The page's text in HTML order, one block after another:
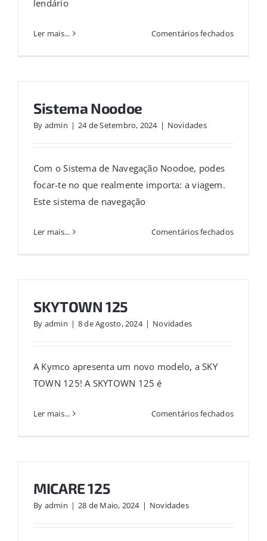
lendário
Ler mais... Comentários fechadosem
Sistema Noodoe
By admin | 24 de Setembro, 2024 | Novidades
Com o Sistema de Navegação Noodoe, podes
focar-te no que realmente importa: a viagem.
Este sistema de navegação
Ler mais... Comentários fechadosem
SKYTOWN 125
By admin | 8 de Agosto, 2024 | Novidades
A Kymco apresenta um novo modelo, a SKY
TOWN 125! A SKYTOWN 125 é
Ler mais... Comentários fechadosem
MICARE 125
By admin | 28 de Maio, 2024 | Novidades